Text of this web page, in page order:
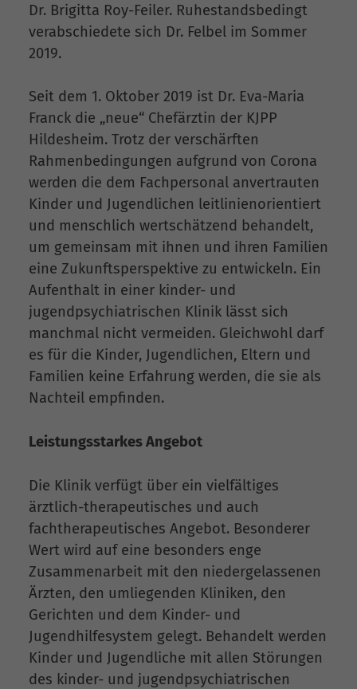
Dr. Brigitta Roy-Feiler. Ruhestandsbedingt
verabschiedete sich Dr. Felbel im Sommer
2019.
Seit dem 1. Oktober 2019 ist Dr. Eva-Maria
Franck die „neue“ Chefärztin der KJPP
Hildesheim. Trotz der verschärften
Rahmenbedingungen aufgrund von Corona
werden die dem Fachpersonal anvertrauten
Kinder und Jugendlichen leitlinienorientiert
und menschlich wertschätzend behandelt,
um gemeinsam mit ihnen und ihren Familien
eine Zukunftsperspektive zu entwickeln. Ein
Aufenthalt in einer kinder- und
jugendpsychiatrischen Klinik lässt sich
manchmal nicht vermeiden. Gleichwohl darf
es für die Kinder, Jugendlichen, Eltern und
Familien keine Erfahrung werden, die sie als
Nachteil empfinden.
Leistungsstarkes Angebot
Die Klinik verfügt über ein vielfältiges
ärztlich-therapeutisches und auch
fachtherapeutisches Angebot. Besonderer
Wert wird auf eine besonders enge
Zusammenarbeit mit den niedergelassenen
Ärzten, den umliegenden Kliniken, den
Gerichten und dem Kinder- und
Jugendhilfesystem gelegt. Behandelt werden
Kinder und Jugendliche mit allen Störungen
des kinder- und jugendpsychiatrischen